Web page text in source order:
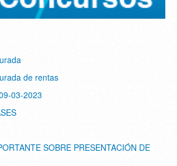
de rentas
03-2023
SOBRE PRESENTACIÓN DE